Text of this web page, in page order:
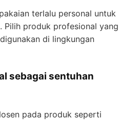
terlalu personal untuk
Pilih produk profesional yang
di lingkungan
sebagai sentuhan
pada produk seperti